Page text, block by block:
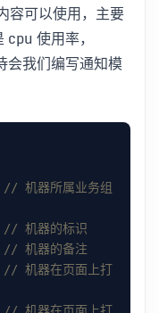
容可以使用，主要
使用率，
我们编写通知模
// 机器所属业务组
// 机器在页面上打